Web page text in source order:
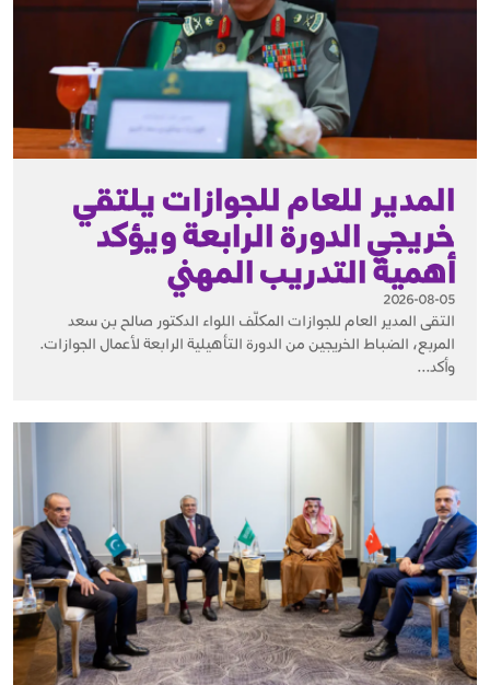
المدير للعام للجوازات يلتقي
خريجي الدورة الرابعة ويؤكد
أهمية التدريب المهني
2026-08-05
التقى المدير العام للجوازات المكلّف اللواء الدكتور صالح بن سعد
المربع، الضباط الخريجين من الدورة التأهيلية الرابعة لأعمال الجوازات.
وأكد...